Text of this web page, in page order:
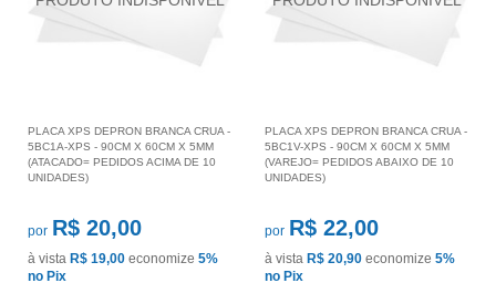
PLACA XPS DEPRON BRANCA CRUA -
5BC1A-XPS - 90CM X 60CM X 5MM
(ATACADO= PEDIDOS ACIMA DE 10
UNIDADES)
por R$ 20,00
à vista R$ 19,00 economize 5%
no Pix
PLACA XPS DEPRON BRANCA CRUA -
5BC1V-XPS - 90CM X 60CM X 5MM
(VAREJO= PEDIDOS ABAIXO DE 10
UNIDADES)
por R$ 22,00
à vista R$ 20,90 economize 5%
no Pix